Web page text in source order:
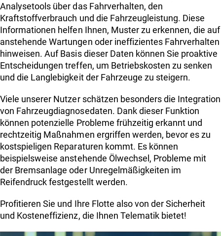
Analysetools über das Fahrverhalten, den
Kraftstoffverbrauch und die Fahrzeugleistung. Diese
Informationen helfen Ihnen, Muster zu erkennen, die auf
anstehende Wartungen oder ineffizientes Fahrverhalten
hinweisen. Auf Basis dieser Daten können Sie proaktive
Entscheidungen treffen, um Betriebskosten zu senken
und die Langlebigkeit der Fahrzeuge zu steigern.
Viele unserer Nutzer schätzen besonders die Integration
von Fahrzeugdiagnosedaten. Dank dieser Funktion
können potenzielle Probleme frühzeitig erkannt und
rechtzeitig Maßnahmen ergriffen werden, bevor es zu
kostspieligen Reparaturen kommt. Es können
beispielsweise anstehende Ölwechsel, Probleme mit
der Bremsanlage oder Unregelmäßigkeiten im
Reifendruck festgestellt werden.
Profitieren Sie und Ihre Flotte also von der Sicherheit
und Kosteneffizienz, die Ihnen Telematik bietet!